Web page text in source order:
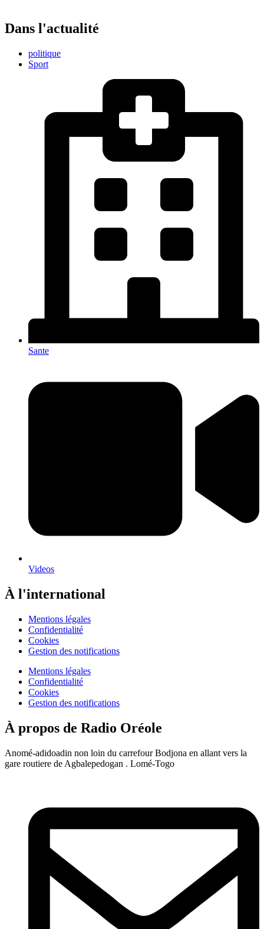
Dans l'actualité
politique
Sport
Sante
Videos
À l'international
Mentions légales
Confidentialité
Cookies
Gestion des notifications
Mentions légales
Confidentialité
Cookies
Gestion des notifications
À propos de Radio Oréole
Anomé-adidoadin non loin du carrefour Bodjona en allant vers la
gare routiere de Agbalepedogan . Lomé-Togo